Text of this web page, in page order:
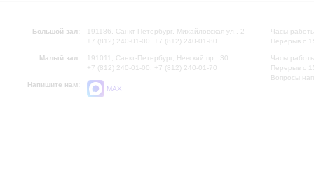
Большой зал:
191186, Санкт-Петербург, Михайловская ул., 2
+7 (812) 240-01-00, +7 (812) 240-01-80
Малый зал:
191011, Санкт-Петербург, Невский пр., 30
+7 (812) 240-01-00, +7 (812) 240-01-70
Напишите нам:
MAX
Часы
Перерыв с
Часы
Перерыв с
Вопросы